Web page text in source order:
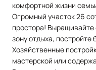
комфортной жизни
Огромный участок 26
простора! Выращивайте
зону отдыха,
Хозяйственные
мастерской или